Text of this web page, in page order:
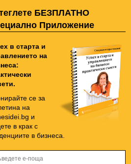
БЕЗПЛАТНО
Приложение
в старта и
на
се за
на
и
в крак с
в бизнеса.